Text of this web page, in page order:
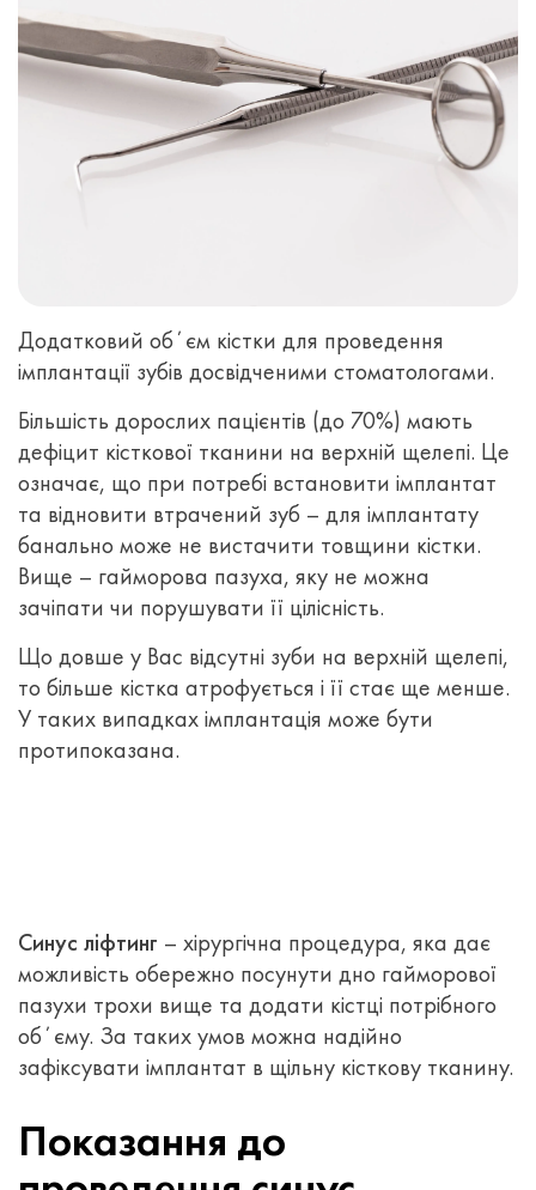
Додатковий обʼєм кістки для проведення
імплантації зубів досвідченими стоматологами.
Більшість дорослих пацієнтів (до 70%) мають
дефіцит кісткової тканини на верхній щелепі. Це
означає, що при потребі встановити імплантат
та відновити втрачений зуб – для імплантату
банально може не вистачити товщини кістки.
Вище – гайморова пазуха, яку не можна
зачіпати чи порушувати її цілісність.
Що довше у Вас відсутні зуби на верхній щелепі,
то більше кістка атрофується і її стає ще менше.
У таких випадках імплантація може бути
протипоказана.
Синус ліфтинг – хірургічна процедура, яка дає
можливість обережно посунути дно гайморової
пазухи трохи вище та додати кістці потрібного
обʼєму. За таких умов можна надійно
зафіксувати імплантат в щільну кісткову тканину.
Показання до